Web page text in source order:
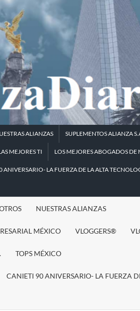
ALIANZAS SUPLEMENTOS ALIANZA
MEJORES TI LOS MEJORES ABOGADOS DE
ANIVERSARIO- LA FUERZA DE LA ALTA
NUESTRAS ALIANZAS
MÉXICO VLOGGERS®
TOPS MÉXICO
CANIETI 90 ANIVERSARIO- LA FUERZA